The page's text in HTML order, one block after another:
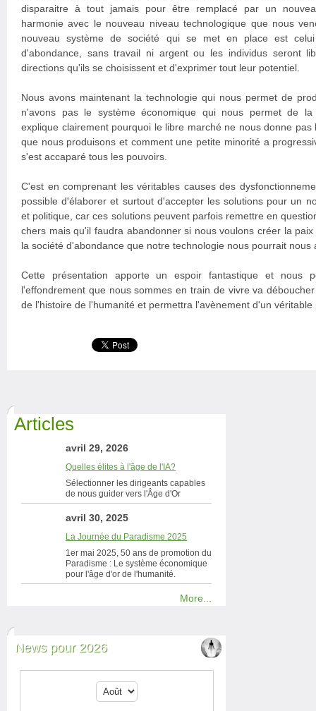
disparaitre à tout jamais pour être remplacé par un
harmonie avec le nouveau niveau technologique que nous
nouveau système de société qui se met en place est
d'abondance, sans travail ni argent ou les individus seront
directions qu'ils se choisissent et d'exprimer tout leur potentiel.
Nous avons maintenant la technologie qui nous permet de
n'avons pas le système économique qui nous permet de la
explique clairement pourquoi le libre marché ne nous donne
que nous produisons et comment une petite minorité a
s'est accaparé tous les pouvoirs.
C'est en comprenant les véritables causes des
possible d'élaborer et surtout d'accepter les solutions pour un
et politique, car ces solutions peuvent parfois remettre en
chers mais qu'il faudra abandonner si nous voulons créer la
la société d'abondance que notre technologie nous pourrait nous
Cette présentation apporte un espoir fantastique et nous
l'effondrement que nous sommes en train de vivre va
de l'histoire de l'humanité et permettra l'avènement d'un
Articles
avril 29, 2026
Quelles élites à l'âge de l'IA?
Sélectionner les dirigeants capables
de nous guider vers l'Âge d'Or
avril 30, 2025
La Journée du Paradisme 2025
1er mai 2025, 50 ans de promotion du
Paradisme : Le système économique
pour l'âge d'or de l'humanité.
More...
News pour 2026